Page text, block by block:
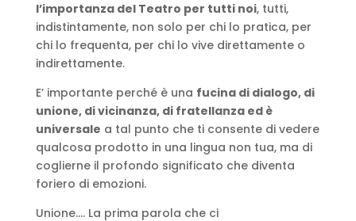
l’importanza del Teatro per tutti noi, tutti,
indistintamente, non solo per chi lo pratica, per
chi lo frequenta, per chi lo vive direttamente o
indirettamente.
E’ importante perché è una fucina di dialogo, di
unione, di vicinanza, di fratellanza ed è
universale a tal punto che ti consente di vedere
qualcosa prodotto in una lingua non tua, ma di
coglierne il profondo significato che diventa
foriero di emozioni.
Unione…. La prima parola che ci